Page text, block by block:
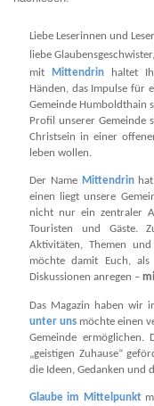
Liebe Leserinnen und
liebe Glaubensgeschwister,
mit
Mittendrinhaltet Ihr
Händen, das Impulse für
Gemeinde Humboldthain
Profil unserer Gemeinde
Christsein in einer
leben wollen.
Der Name Mittendrinhat
einen liegt unsere
nicht nur ein zentraler
Touristen und Gäste.
Aktivitäten, Themen
möchte damit Euch,
Diskussionen anregen –
Das Magazin haben wir
unter uns möchte einen
Gemeinde
„geistigen Zuhause“
die Ideen, Gedanken und
Glaube im Mittelpunkt